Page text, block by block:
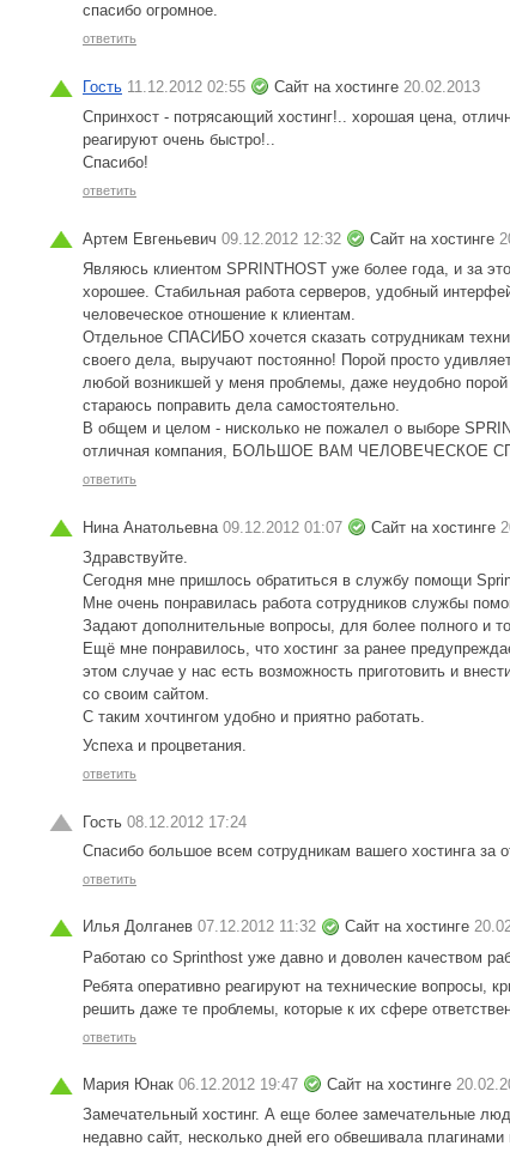
спасибо огромное.
ответить
Гость 11.12.2012 02:55 Сайт на хостинге 20.02.2013
Спринхост - потрясающий хостинг!.. хорошая цена,
реагируют очень быстро!..
Спасибо!
ответить
Артем Евгеньевич 09.12.2012 12:32 Сайт на хостинге
Являюсь клиентом SPRINTHOST уже более года, и за
хорошее. Стабильная работа серверов, удобный
человеческое отношение к клиентам.
Отдельное СПАСИБО хочется сказать сотрудникам
своего дела, выручают постоянно! Порой просто
любой возникшей у меня проблемы, даже неудобно
стараюсь поправить дела самостоятельно.
В общем и целом - нисколько не пожалел о выборе
отличная компания, БОЛЬШОЕ ВАМ ЧЕЛОВЕЧЕСКОЕ
ответить
Нина Анатольевна 09.12.2012 01:07 Сайт на хостинге
Здравствуйте.
Сегодня мне пришлось обратиться в службу помощи
Мне очень понравилась работа сотрудников службы
Задают дополнительные вопросы, для более полного и
Ещё мне понравилось, что хостинг за ранее
этом случае у нас есть возможность приготовить и
со своим сайтом.
С таким хочтингом удобно и приятно работать.
Успеха и процветания.
ответить
Гость 08.12.2012 17:24
Спасибо большое всем сотрудникам вашего хостинга за
ответить
Илья Долганев 07.12.2012 11:32 Сайт на хостинге
Работаю со Sprinthost уже давно и доволен качеством
Ребята оперативно реагируют на технические вопросы,
решить даже те проблемы, которые к их сфере
ответить
Мария Юнак 06.12.2012 19:47 Сайт на хостинге
Замечательный хостинг. А еще более замечательные
недавно сайт, несколько дней его обвешивала